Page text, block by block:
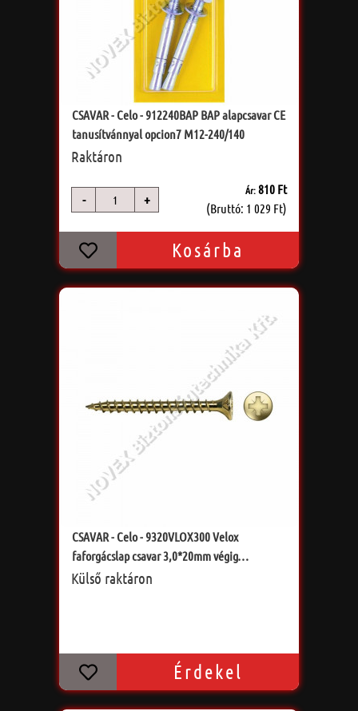
CSAVAR - Celo - 912240BAP BAP alapcsavar CE
tanusítvánnyal opcion7 M12-240/140
Raktáron
- +
Ár:810 Ft
(Bruttó: 1 029 Ft)
Kosárba
CSAVAR - Celo - 9320VLOX300 Velox
faforgácslap csavar 3,0*20mm végig
menetes,PZ
Külső raktáron
Érdekel